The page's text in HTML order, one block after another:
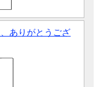
ありがとうござ